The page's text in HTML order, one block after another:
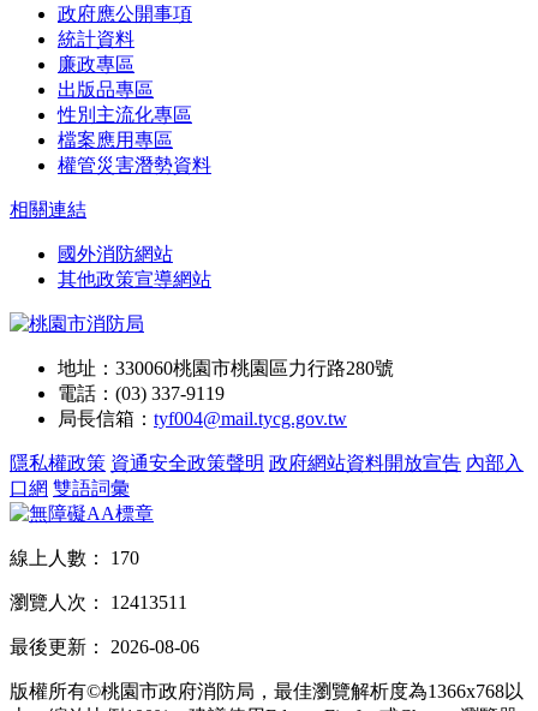
政府應公開事項
統計資料
廉政專區
出版品專區
性別主流化專區
檔案應用專區
權管災害潛勢資料
相關連結
國外消防網站
其他政策宣導網站
地址：330060桃園市桃園區力行路280號
電話：(03) 337-9119
局長信箱： tyf004@mail.tycg.gov.tw
隱私權政策 資通安全政策聲明 政府網站資料開放宣告 內部入
口網 雙語詞彙
線上人數： 170
瀏覽人次： 12413511
最後更新： 2026-08-06
版權所有©桃園市政府消防局，最佳瀏覽解析度為1366x768以